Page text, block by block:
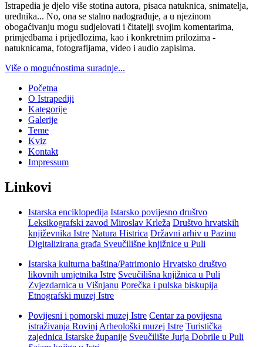
Istrapedia je djelo više stotina autora, pisaca natuknica, snimatelja,
urednika... No, ona se stalno nadograđuje, a u njezinom
obogaćivanju mogu sudjelovati i čitatelji svojim komentarima,
primjedbama i prijedlozima, kao i konkretnim prilozima -
natuknicama, fotografijama, video i audio zapisima.
Više o mogućnostima suradnje...
Početna
O Istrapediji
Kategorije
Galerije
Teme
Kviz
Kontakt
Impressum
Linkovi
Istarska enciklopedija Istarsko povijesno društvo
Leksikografski zavod Miroslav Krleža Društvo hrvatskih
književnika Istre Natura Histrica Državni arhiv u Pazinu
Digitalizirana građa Sveučilišne knjižnice u Puli
Istarska kulturna baština/Patrimonio Hrvatsko društvo
likovnih umjetnika Istre Sveučilišna knjižnica u Puli
Zvjezdarnica u Višnjanu Porečka i pulska biskupija
Etnografski muzej Istre
Povijesni i pomorski muzej Istre Centar za povijesna
istraživanja Rovinj Arheološki muzej Istre Turistička
zajednica Istarske županije Sveučilište Jurja Dobrile u Puli